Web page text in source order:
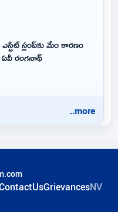
స్లంప్‌కు మేం కారణం
రంగనాథ్
..more
GrievancesNV